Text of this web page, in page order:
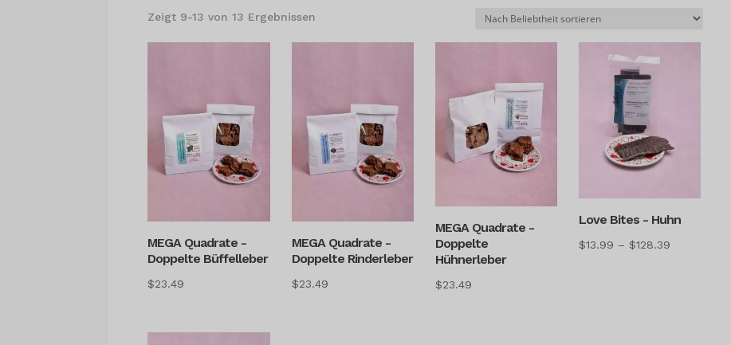
Zeigt 9-13 von 13 Ergebnissen
MEGA Quadrate -
Doppelte Büffelleber
$23.49
MEGA Quadrate -
Doppelte Rinderleber
$23.49
MEGA Quadrate -
Doppelte
Hühnerleber
$23.49
Love Bites - Huhn
$13.99 – $128.39Preisspanne: